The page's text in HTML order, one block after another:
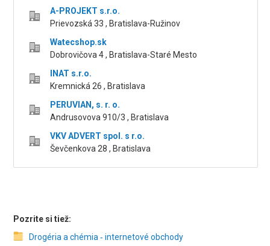
A-PROJEKT s.r.o.
Prievozská 33 , Bratislava-Ružinov
Watecshop.sk
Dobrovičova 4 , Bratislava-Staré Mesto
INAT s.r.o.
Kremnická 26 , Bratislava
PERUVIAN, s. r. o.
Andrusovova 910/3 , Bratislava
VKV ADVERT spol. s r.o.
Ševčenkova 28 , Bratislava
Pozrite si tiež:
Drogéria a chémia ‑ internetové obchody